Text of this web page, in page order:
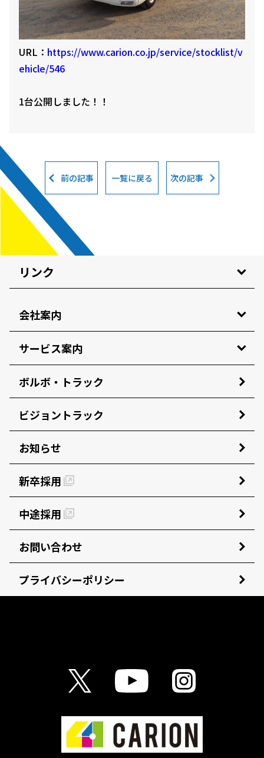
URL： https://www.carion.co.jp/service/stocklist/v
ehicle/546
1台公開しました！！
前の記事 一覧に戻る 次の記事
リンク
会社案内
サービス案内
ボルボ・トラック
ビジョントラック
お知らせ
新卒採用
中途採用
お問い合わせ
プライバシーポリシー